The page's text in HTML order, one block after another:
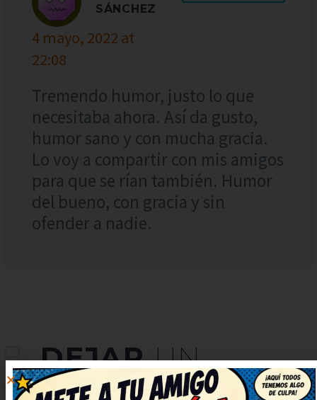
SÁNCHEZ
4 mayo, 2022 at
22:08
Tremendo humor, justo lo que
necesitaba ahora. Así da gusto,
humor sano y con mucha gracia.
Lo voy a compartir con mis amigos
para que se rían también. Humor
del bueno, con gracia y sin
ofender a nadie.
DEJARUN
COMENTARIO